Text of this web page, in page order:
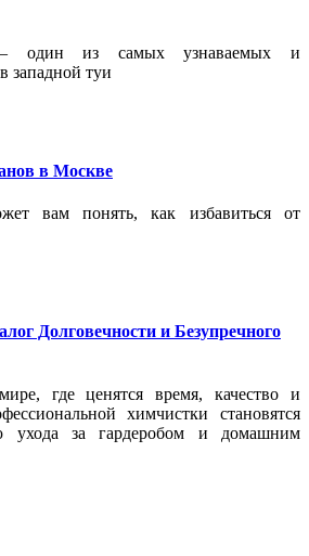
один из самых узнаваемых и
западной туи
в Москве
вам понять, как избавиться от
Долговечности и Безупречного
где ценятся время, качество и
химчистки становятся
ухода за гардеробом и домашним